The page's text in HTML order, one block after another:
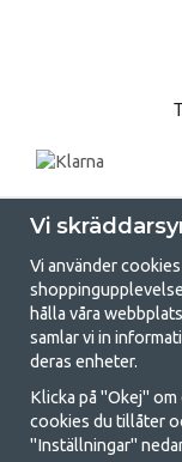
Att campa kan
för ett gemensamt
Vi
Vi använder
hålla våra
samlar vi in
deras enheter.
Klicka på "Okej"
cookies du tillåter
"Inställningar"